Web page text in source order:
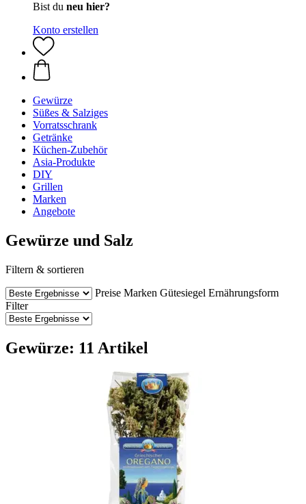
Bist du neu hier?
Konto erstellen
Gewürze
Süßes & Salziges
Vorratsschrank
Getränke
Küchen-Zubehör
Asia-Produkte
DIY
Grillen
Marken
Angebote
Gewürze und Salz
Filtern & sortieren
Preise Marken Gütesiegel Ernährungsform
Filter
Gewürze: 11 Artikel